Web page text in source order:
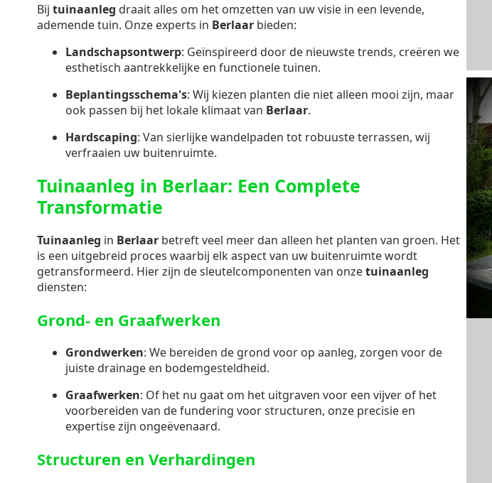
Bij tuinaanleg draait alles om het omzetten van uw visie in een levende,
ademende tuin. Onze experts in Berlaar bieden:
Landschapsontwerp: Geïnspireerd door de nieuwste trends, creëren we
esthetisch aantrekkelijke en functionele tuinen.
Beplantingsschema's: Wij kiezen planten die niet alleen mooi zijn, maar
ook passen bij het lokale klimaat van Berlaar.
Hardscaping: Van sierlijke wandelpaden tot robuuste terrassen, wij
verfraaien uw buitenruimte.
Tuinaanleg in Berlaar: Een Complete
Transformatie
Tuinaanleg in Berlaar betreft veel meer dan alleen het planten van groen. Het
is een uitgebreid proces waarbij elk aspect van uw buitenruimte wordt
getransformeerd. Hier zijn de sleutelcomponenten van onzetuinaanleg
diensten:
Grond- en Graafwerken
Grondwerken: We bereiden de grond voor op aanleg, zorgen voor de
juiste drainage en bodemgesteldheid.
Graafwerken: Of het nu gaat om het uitgraven voor een vijver of het
voorbereiden van de fundering voor structuren, onze precisie en
expertise zijn ongeëvenaard.
Structuren en Verhardingen